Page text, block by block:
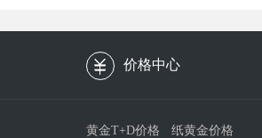
价格中心
黄金T+D价格 纸黄金价格